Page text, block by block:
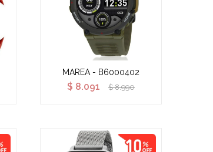
MAREA - B6000402
$ 8.091 $ 8.990